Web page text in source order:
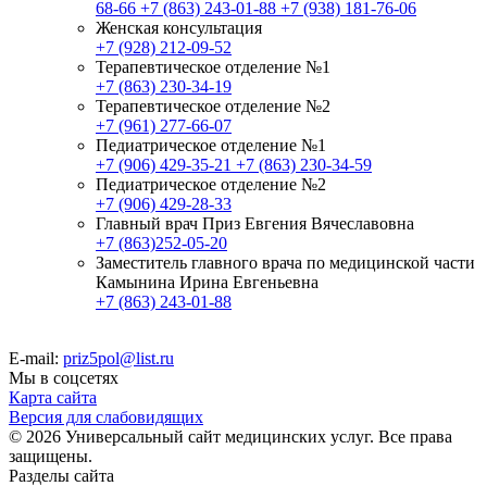
68-66 +7 (863) 243-01-88 +7 (938) 181-76-06
Женская консультация
+7 (928) 212-09-52
Терапевтическое отделение №1
+7 (863) 230-34-19
Терапевтическое отделение №2
+7 (961) 277-66-07
Педиатрическое отделение №1
+7 (906) 429-35-21 +7 (863) 230-34-59
Педиатрическое отделение №2
+7 (906) 429-28-33
Главный врач Приз Евгения Вячеславовна
+7 (863)252-05-20
Заместитель главного врача по медицинской части
Камынина Ирина Евгеньевна
+7 (863) 243-01-88
E-mail: priz5pol@list.ru
Мы в соцсетях
Карта сайта
Версия для слабовидящих
© 2026 Универсальный сайт медицинских услуг. Все права
защищены.
Разделы сайта